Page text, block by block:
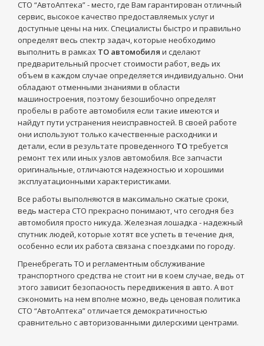
СТО “АвтоАптека” - место, где Вам гарантирован отличный
сервис, высокое качество предоставляемых услуг и
доступные цены на них. Специалисты быстро и правильно
определят весь спектр задач, которые необходимо
выполнить в рамках ТО автомобиля и сделают
предварительный просчет стоимости работ, ведь их
объем в каждом случае определяется индивидуально. Они
обладают отменными знаниями в области
машиностроения, поэтому безошибочно определят
пробелы в работе автомобиля если такие имеются и
найдут пути устранения неисправностей. В своей работе
они используют только качественные расходники и
детали, если в результате проведенного ТОтребуется
ремонт тех или иных узлов автомобиля. Все запчасти
оригинальные, отличаются надежностью и хорошими
эксплуатационными характеристиками.
Все работы выполняются в максимально сжатые сроки,
ведь мастера СТО прекрасно понимают, что сегодня без
автомобиля просто никуда. Железная лошадка - надежный
спутник людей, которые хотят все успеть в течение дня,
особенно если их работа связана с поездками по городу.
Пренебрегать ТО и регламентным обслуживание
транспортного средства не стоит ни в коем случае, ведь от
этого зависит безопасность передвижения в авто. А вот
сэкономить на нем вполне можно, ведь ценовая политика
СТО “АвтоАптека” отличается демократичностью
сравнительно с авторизованными дилерскими центрами.